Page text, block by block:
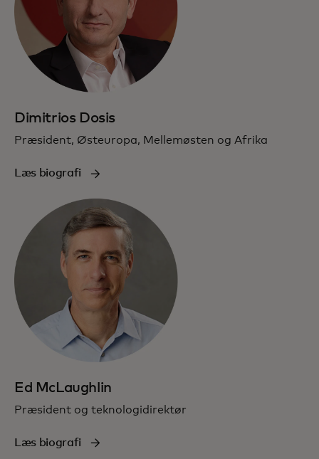
Dimitrios Dosis
Præsident, Østeuropa, Mellemøsten og Afrika
Læs biografi
Ed McLaughlin
Præsident og teknologidirektør
Læs biografi